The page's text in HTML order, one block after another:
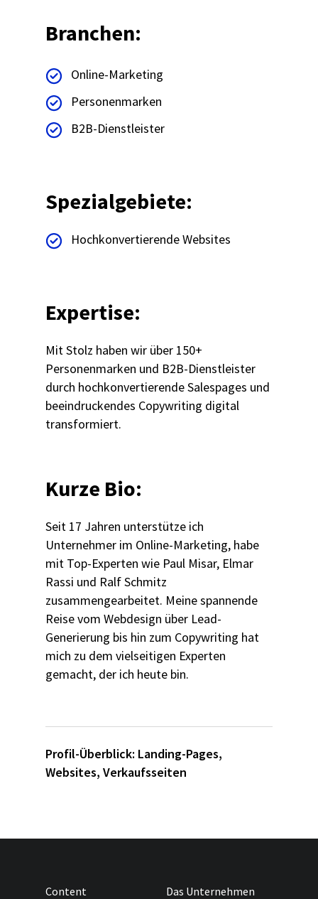
Branchen:
Online-Marketing
Personenmarken
B2B-Dienstleister
Spezialgebiete:
Hochkonvertierende Websites
Expertise:
Mit Stolz haben wir über 150+
Personenmarken und B2B-Dienstleister
durch hochkonvertierende Salespages und
beeindruckendes Copywriting digital
transformiert.
Kurze Bio:
Seit 17 Jahren unterstütze ich
Unternehmer im Online-Marketing, habe
mit Top-Experten wie Paul Misar, Elmar
Rassi und Ralf Schmitz
zusammengearbeitet. Meine spannende
Reise vom Webdesign über Lead-
Generierung bis hin zum Copywriting hat
mich zu dem vielseitigen Experten
gemacht, der ich heute bin.
Profil-Überblick: Landing-Pages,
Websites, Verkaufsseiten
Content Das Unternehmen